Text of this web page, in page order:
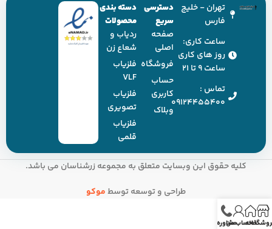
تهران - خلیج
فارس
ساعت کاری:
روز های کاری
ساعت ۹ تا ۲۱
تماس :
09124455400
دسترسی
سریع
صفحه
اصلی
فروشگاه
حساب
کاربری
وبلاک
دسته بندی
محصولات
ردیاب و
شعاع زن
فلزیاب
VLF
فلزیاب
تصویری
فلزیاب
قلمی
کلیه حقوق این وبسایت متعلق به مجموعه زرشناسان می باشد.
طراحی و توسعه توسطموکو
خانهحساب من
مشاوره